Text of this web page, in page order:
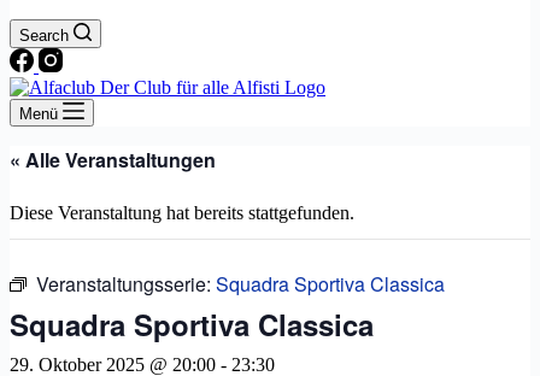
Search
Menü
« Alle Veranstaltungen
Diese Veranstaltung hat bereits stattgefunden.
Veranstaltungsserie: Squadra Sportiva Classica
Squadra Sportiva Classica
29. Oktober 2025 @ 20:00 - 23:30